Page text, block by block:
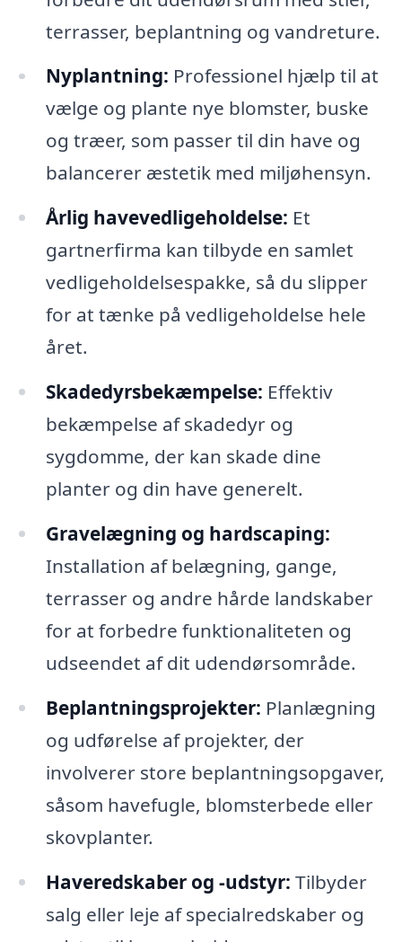
terrasser, beplantning og vandreture.
Nyplantning: Professionel hjælp til at
vælge og plante nye blomster, buske
og træer, som passer til din have og
balancerer æstetik med miljøhensyn.
Årlig havevedligeholdelse: Et
gartnerfirma kan tilbyde en samlet
vedligeholdelsespakke, så du slipper
for at tænke på vedligeholdelse hele
året.
Skadedyrsbekæmpelse: Effektiv
bekæmpelse af skadedyr og
sygdomme, der kan skade dine
planter og din have generelt.
Gravelægning og hardscaping:
Installation af belægning, gange,
terrasser og andre hårde landskaber
for at forbedre funktionaliteten og
udseendet af dit udendørsområde.
Beplantningsprojekter: Planlægning
og udførelse af projekter, der
involverer store beplantningsopgaver,
såsom havefugle, blomsterbede eller
skovplanter.
Haveredskaber og -udstyr: Tilbyder
salg eller leje af specialredskaber og